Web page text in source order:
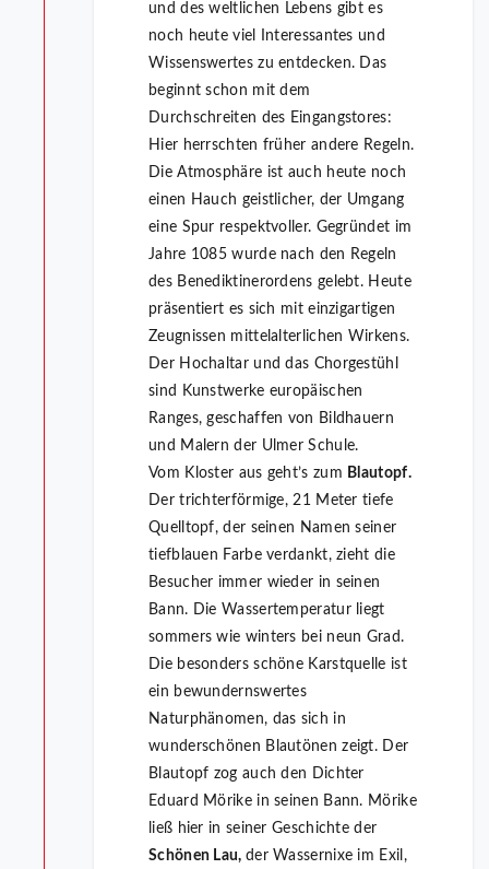
und des weltlichen Lebens gibt es
noch heute viel Interessantes und
Wissenswertes zu entdecken. Das
beginnt schon mit dem
Durchschreiten des Eingangstores:
Hier herrschten früher andere Regeln.
Die Atmosphäre ist auch heute noch
einen Hauch geistlicher, der Umgang
eine Spur respektvoller. Gegründet im
Jahre 1085 wurde nach den Regeln
des Benediktinerordens gelebt. Heute
präsentiert es sich mit einzigartigen
Zeugnissen mittelalterlichen Wirkens.
Der Hochaltar und das Chorgestühl
sind Kunstwerke europäischen
Ranges, geschaffen von Bildhauern
und Malern der Ulmer Schule.
Vom Kloster aus geht’s zum Blautopf.
Der trichterförmige, 21 Meter tiefe
Quelltopf, der seinen Namen seiner
tiefblauen Farbe verdankt, zieht die
Besucher immer wieder in seinen
Bann. Die Wassertemperatur liegt
sommers wie winters bei neun Grad.
Die besonders schöne Karstquelle ist
ein bewundernswertes
Naturphänomen, das sich in
wunderschönen Blautönen zeigt. Der
Blautopf zog auch den Dichter
Eduard Mörike in seinen Bann. Mörike
ließ hier in seiner Geschichte der
Schönen Lau, der Wassernixe im Exil,